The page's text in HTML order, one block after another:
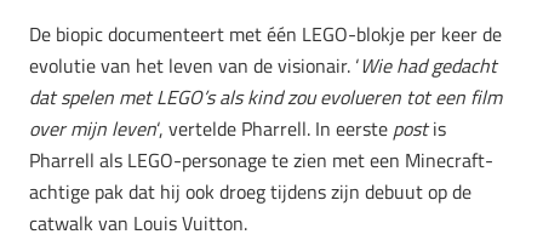
De biopic documenteert met één LEGO-blokje per keer de
evolutie van het leven van de visionair. ‘Wie had gedacht
dat spelen met LEGO’s als kind zou evolueren tot een film
over mijn leven‘, vertelde Pharrell. In eerste postis
Pharrell als LEGO-personage te zien met een Minecraft-
achtige pak dat hij ook droeg tijdens zijn debuut op de
catwalk van Louis Vuitton.